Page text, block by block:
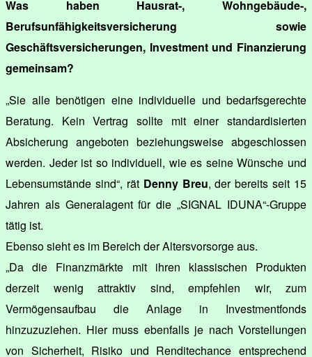
Was haben Hausrat-, Wohngebäude-,
Berufsunfähigkeitsversicherung sowie
Geschäftsversicherungen, Investment und Finanzierung
gemeinsam?
„Sie alle benötigen eine individuelle und bedarfsgerechte
Beratung. Kein Vertrag sollte mit einer standardisierten
Absicherung angeboten beziehungsweise abgeschlossen
werden. Jeder ist so individuell, wie es seine Wünsche und
Lebensumstände sind“, rät Denny Breu, der bereits seit 15
Jahren als Generalagent für die „SIGNAL IDUNA“-Gruppe
tätig ist.
Ebenso sieht es im Bereich der Altersvorsorge aus.
„Da die Finanzmärkte mit ihren klassischen Produkten
derzeit wenig attraktiv sind, empfehlen wir, zum
Vermögensaufbau die Anlage in Investmentfonds
hinzuzuziehen. Hier muss ebenfalls je nach Vorstellungen
von Sicherheit, Risiko und Renditechance entsprechend